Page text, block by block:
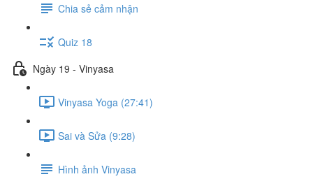
Chia sẻ cảm nhận
Quiz 18
Ngày 19 - Vinyasa
Vinyasa Yoga (27:41)
Sai và Sửa (9:28)
Hình ảnh Vinyasa